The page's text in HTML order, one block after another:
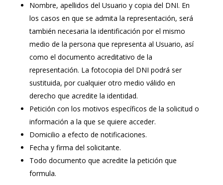
Nombre, apellidos del Usuario y copia del DNI. En
los casos en que se admita la representación, será
también necesaria la identificación por el mismo
medio de la persona que representa al Usuario, así
como el documento acreditativo de la
representación. La fotocopia del DNI podrá ser
sustituida, por cualquier otro medio válido en
derecho que acredite la identidad.
Petición con los motivos específicos de la solicitud o
información a la que se quiere acceder.
Domicilio a efecto de notificaciones.
Fecha y firma del solicitante.
Todo documento que acredite la petición que
formula.